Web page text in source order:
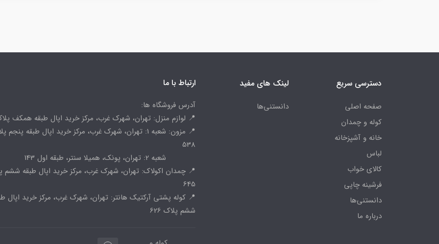
دسترسی سریع
صفحه اصلی
کوله و چمدان
خانه و آشپزخانه
لباس
کالای خواب
فرشینه چاپی
دانستنی‌ها
درباره ما
لینک های مفید
دانستنی‌ها
ارتباط با ما
آدرس فروشگاه ها:
📍 لوازم منزل: تهران، شهرک غرب، مرکز خرید اپال طبقه همکف پلاک
📍 مزون: شعبه 1: تهران، شهرک غرب، مرکز خرید اپال طبقه پنجم
538
شعبه 2: تهران، پونک، همیلا سنتر، طبقه اول 143
📍 چمدان اکولاک: تهران، شهرک غرب، مرکز خرید اپال طبقه ششم
645
📍 کوله پشتی آرکتیک هانتر: تهران، شهرک غرب، مرکز خرید اپال
ششم پلاک 626